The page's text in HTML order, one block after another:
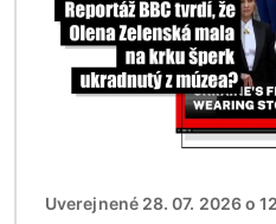
Uverejnené 28. 07. 2026 o